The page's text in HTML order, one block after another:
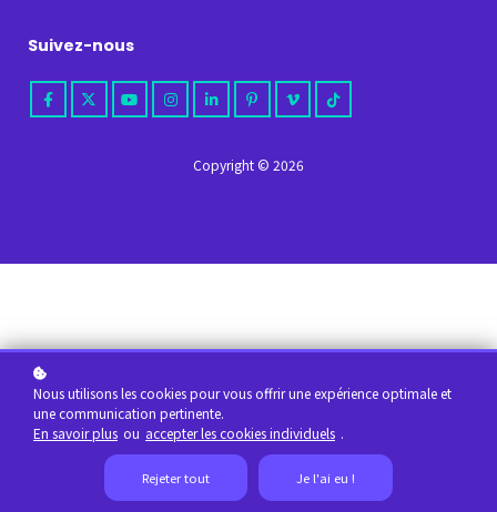
Suivez-nous
Copyright © 2026
Nous utilisons les cookies pour vous offrir une expérience optimale et
une communication pertinente.
En savoir plus ou accepter les cookies individuels .
Rejeter tout Je l'ai eu !